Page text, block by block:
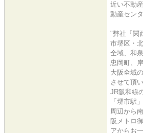
近い不動
動産セン
"弊社『関
市堺区・
全域、和
忠岡町、
大阪全域
させて頂
JR阪和線
「堺市駅
周辺から
阪メトロ
アからお